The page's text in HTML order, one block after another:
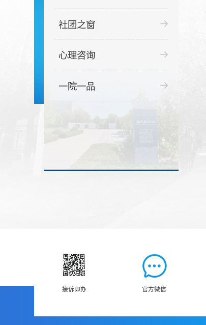
社团之窗
心理咨询
一院一品
接诉即办 官方微信